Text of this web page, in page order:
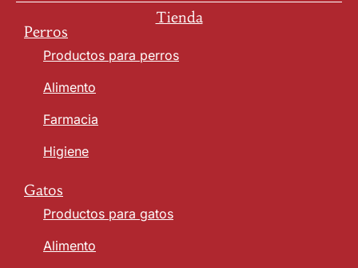
Tienda
Perros
Productos para perros
Alimento
Farmacia
Higiene
Gatos
Productos para gatos
Alimento